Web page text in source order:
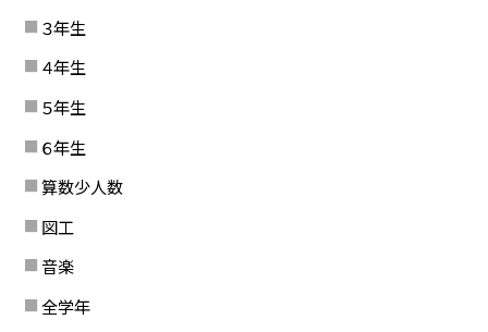
３年生
４年生
５年生
６年生
算数少人数
図工
音楽
全学年